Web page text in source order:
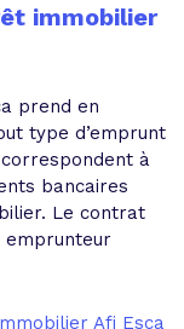
immobilier
prend en
type d’emprunt
à
bancaires
Le contrat
emprunteur
Afi Esca